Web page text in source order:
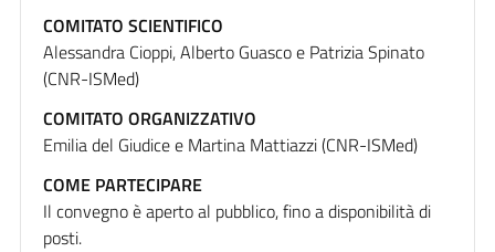
COMITATO SCIENTIFICO
Alessandra Cioppi, Alberto Guasco e Patrizia Spinato
(CNR-ISMed)
COMITATO ORGANIZZATIVO
Emilia del Giudice e Martina Mattiazzi (CNR-ISMed)
COME PARTECIPARE
Il convegno è aperto al pubblico, fino a disponibilità di
posti.